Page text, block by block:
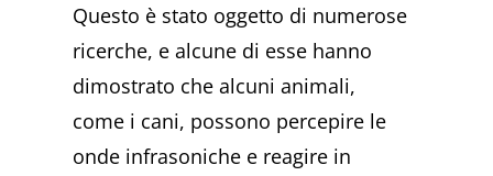
Questo è stato oggetto di numerose
ricerche, e alcune di esse hanno
dimostrato che alcuni animali,
come i cani, possono percepire le
onde infrasoniche e reagire in